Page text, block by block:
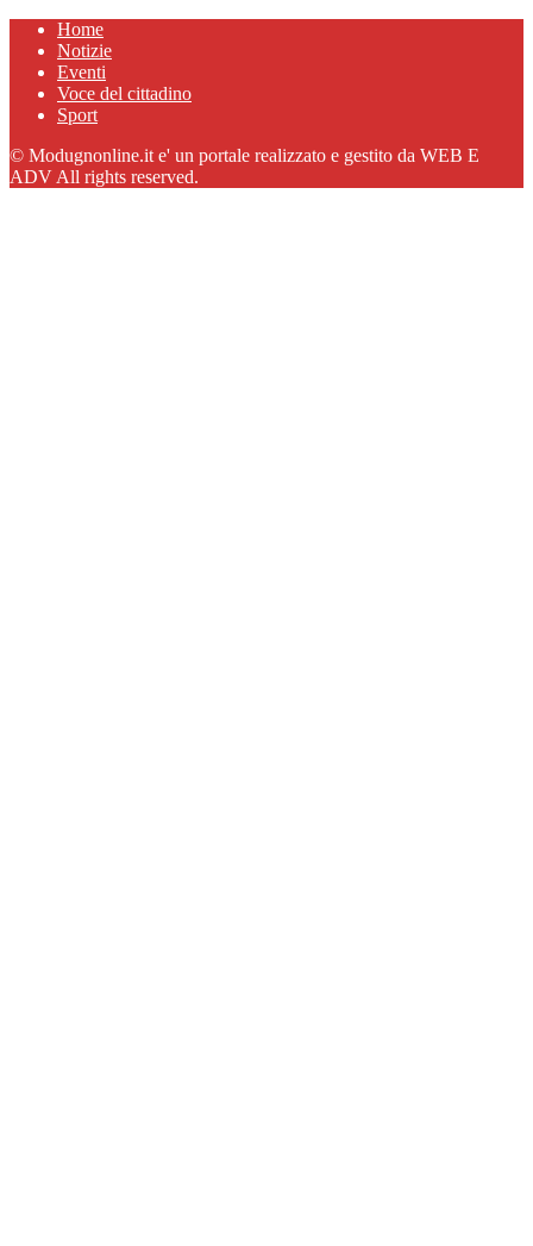
Home
Notizie
Eventi
Voce del cittadino
Sport
© Modugnonline.it e' un portale realizzato e gestito da WEB E
ADV All rights reserved.